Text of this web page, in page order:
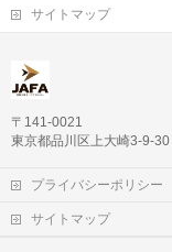
サイトマップ
〒141-0021
東京都品川区上大崎3-9-30
プライバシーポリシー
サイトマップ